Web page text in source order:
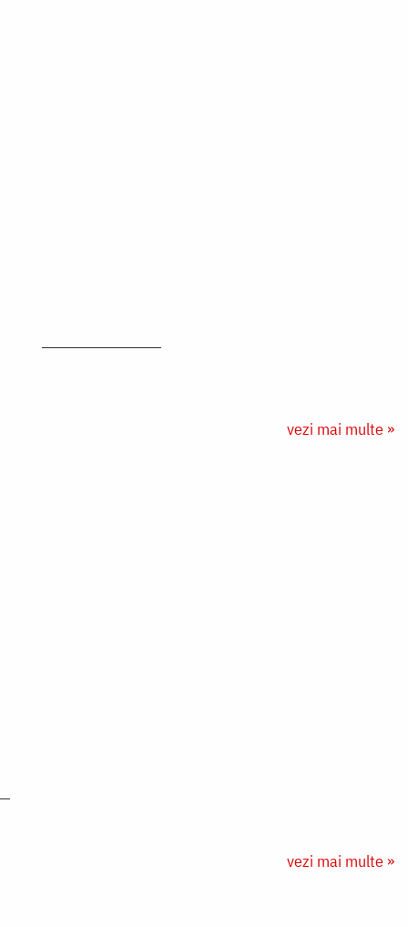
vezi mai multe »
vezi mai multe »